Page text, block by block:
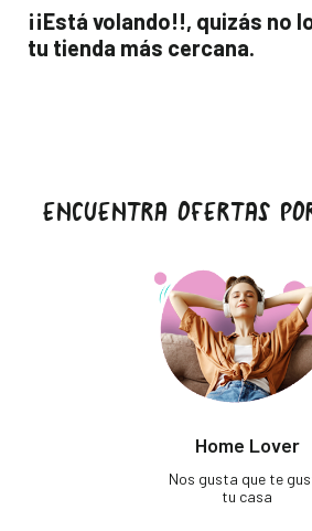
¡¡Está volando!!, quizás no
tu tienda más cercana.
ENCUENTRA OFERTAS
Home Lover
Nos gusta que te
tu casa